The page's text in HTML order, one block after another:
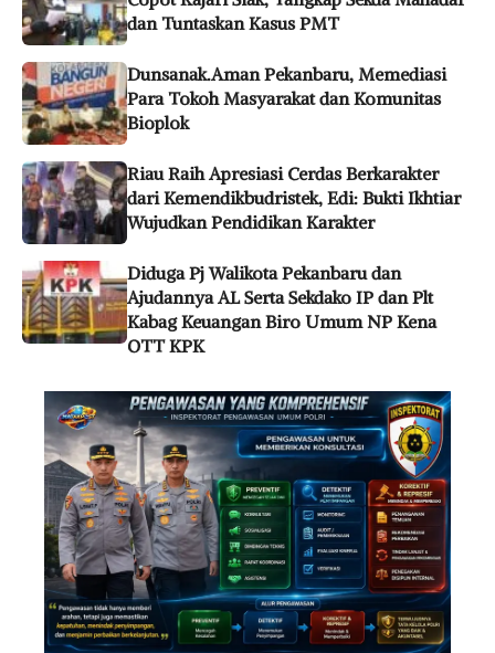
dan Tuntaskan Kasus PMT
Dunsanak.Aman Pekanbaru, Memediasi
Para Tokoh Masyarakat dan Komunitas
Bioplok
Riau Raih Apresiasi Cerdas Berkarakter
dari Kemendikbudristek, Edi: Bukti Ikhtiar
Wujudkan Pendidikan Karakter
Diduga Pj Walikota Pekanbaru dan
Ajudannya AL Serta Sekdako IP dan Plt
Kabag Keuangan Biro Umum NP Kena
OTT KPK